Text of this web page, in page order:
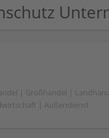
| Großhandel |
| Außendienst